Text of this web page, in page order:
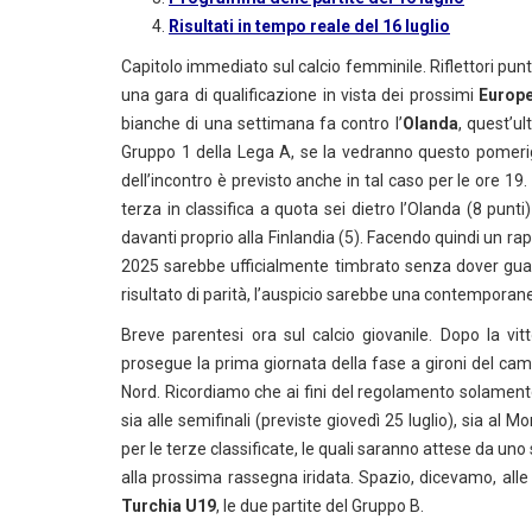
Risultati in tempo reale del 16 luglio
Capitolo immediato sul calcio femminile. Riflettori
una gara di qualificazione in vista dei prossimi
bianche di una settimana fa contro l’Olanda,
Gruppo 1 della Lega A, se la vedranno questo
dell’incontro è previsto anche in tal caso per le ore
terza in classifica a quota sei dietro l’Olanda (8
davanti proprio alla Finlandia (5). Facendo quindi un
2025 sarebbe ufficialmente timbrato senza dover
risultato di parità, l’auspicio sarebbe una
Breve parentesi ora sul calcio giovanile. Dopo la
prosegue la prima giornata della fase a gironi del
Nord. Ricordiamo che ai fini del regolamento
sia alle semifinali (previste giovedì 25 luglio), sia al
per le terze classificate, le quali saranno attese da
alla prossima rassegna iridata. Spazio, dicevamo,
Turchia U19, le due partite del Gruppo B.